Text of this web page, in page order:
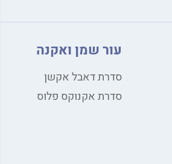
עור שמן ואקנה
סדרת דאבל אקשן
סדרת אקנוקס פלוס